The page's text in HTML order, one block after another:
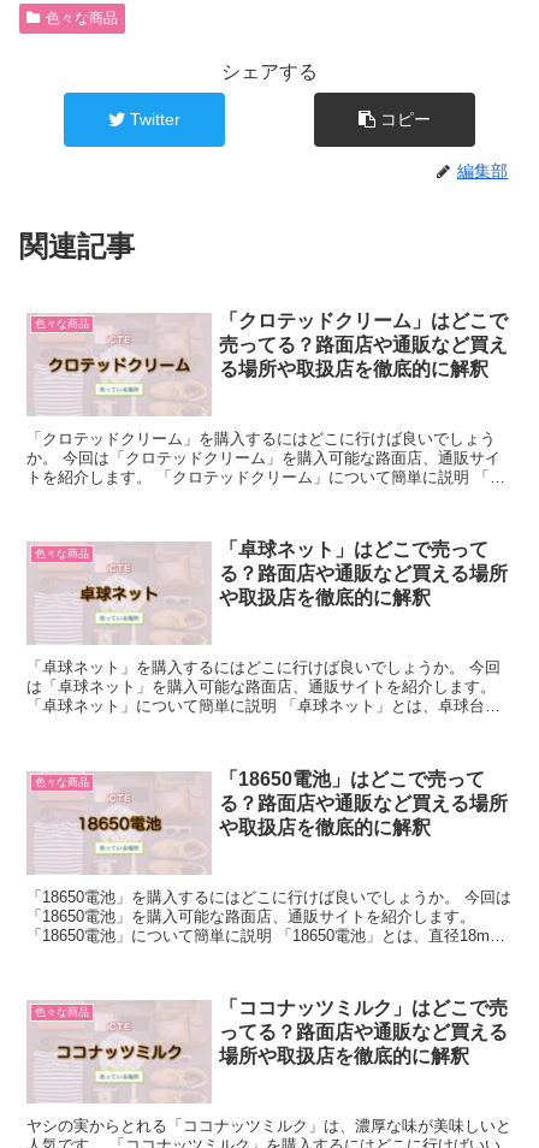
色々な商品
シェアする
Twitter コピー
編集部
関連記事
色々な商品
「クロテッドクリーム」はどこで
売ってる？路面店や通販など買え
る場所や取扱店を徹底的に解釈
「クロテッドクリーム」を購入するにはどこに行けば良いでしょう
か。 今回は「クロテッドクリーム」を購入可能な路面店、通販サイ
トを紹介します。 「クロテッドクリーム」について簡単に説明 「ク
色々な商品
「卓球ネット」はどこで売って
る？路面店や通販など買える場所
や取扱店を徹底的に解釈
「卓球ネット」を購入するにはどこに行けば良いでしょうか。 今回
は「卓球ネット」を購入可能な路面店、通販サイトを紹介します。
「卓球ネット」について簡単に説明 「卓球ネット」とは、卓球台の
色々な商品
「18650電池」はどこで売って
る？路面店や通販など買える場所
や取扱店を徹底的に解釈
「18650電池」を購入するにはどこに行けば良いでしょうか。 今回は
「18650電池」を購入可能な路面店、通販サイトを紹介します。
「18650電池」について簡単に説明 「18650電池」とは、直径18mm
色々な商品
「ココナッツミルク」はどこで売
ってる？路面店や通販など買える
場所や取扱店を徹底的に解釈
ヤシの実からとれる「ココナッツミルク」は、濃厚な味が美味しいと